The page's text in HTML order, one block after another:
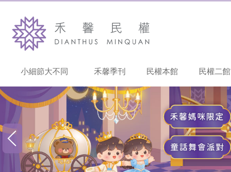
小細節大不同 禾馨季刊 民權本館 民權二館